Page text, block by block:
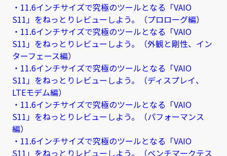
・11.6インチサイズで究極のツールとなる「VAIO
S11」をねっとりレビューしよう。（プロローグ編）
・11.6インチサイズで究極のツールとなる「VAIO
S11」をねっとりレビューしよう。（外観と剛性、イン
ターフェース編）
・11.6インチサイズで究極のツールとなる「VAIO
S11」をねっとりレビューしよう。（ディスプレイ、
LTEモデム編）
・11.6インチサイズで究極のツールとなる「VAIO
S11」をねっとりレビューしよう。（パフォーマンス
編）
・11.6インチサイズで究極のツールとなる「VAIO
S11」をねっとりレビューしよう。（ベンチマークテス